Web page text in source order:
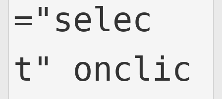
="selec
t" onclic